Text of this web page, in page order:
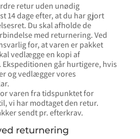
retur uden unødig
14 dage efter, at du har gjort
Du skal afholde de
med returnering. Ved
for, at varen er pakket
vedlægge en kopi af
går hurtigere, hvis
og vedlægger vores
varen fra tidspunktet for
vi har modtaget den retur.
sendt pr. efterkrav.
returnering